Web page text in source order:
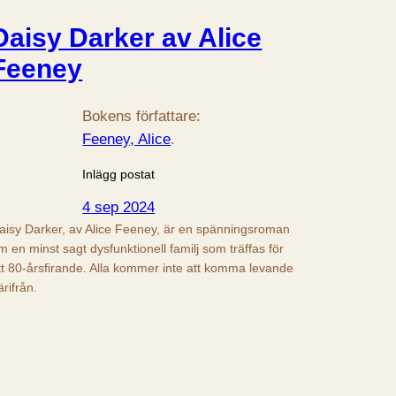
Darker av Alice
Bokens författare:
Feeney, Alice.
Inlägg postat
4 sep 2024
Darker, av Alice Feeney, är en spänningsroman
en minst sagt dysfunktionell familj som träffas för
80-årsfirande. Alla kommer inte att komma levande